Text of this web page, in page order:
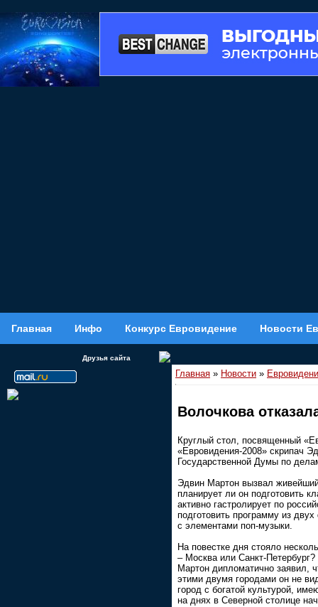
Главная Инфо Конкурс Евровидение Новости
Друзья сайта
Главная » Новости »
Волочкова
Круглый стол, посвященный
«Евровидения-2008» скрипач
Государственной Думы по
Эдвин Мартон вызвал
планирует ли он подготовить
активно гастролирует по
подготовить программу из
с элементами поп-музыки.
На повестке дня стояло
– Москва или Санкт-
Мартон дипломатично заявил,
этими двумя городами он не
город с богатой культурой,
на днях в Северной столице